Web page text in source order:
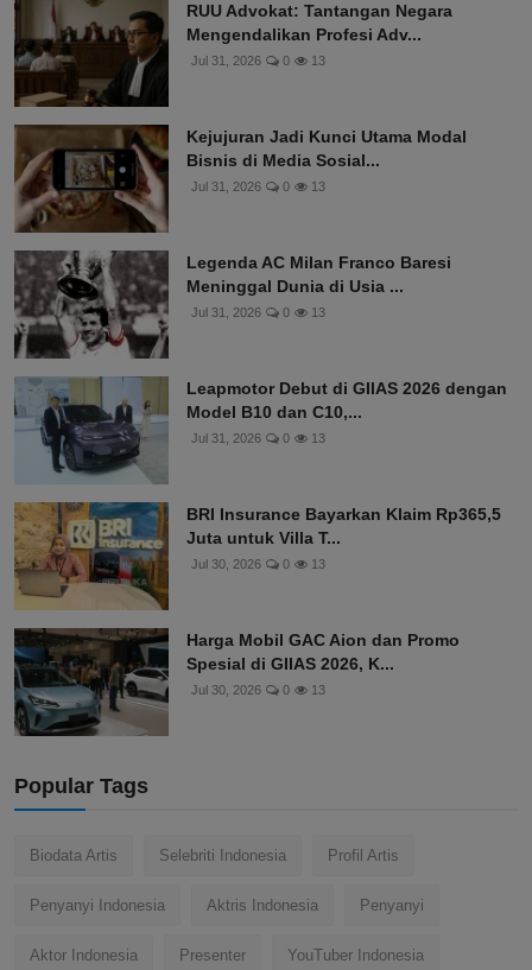
RUU Advokat: Tantangan Negara
Mengendalikan Profesi Adv...
Jul 31, 2026 0 13
Kejujuran Jadi Kunci Utama Modal
Bisnis di Media Sosial...
Jul 31, 2026 0 13
Legenda AC Milan Franco Baresi
Meninggal Dunia di Usia ...
Jul 31, 2026 0 13
Leapmotor Debut di GIIAS 2026 dengan
Model B10 dan C10,...
Jul 31, 2026 0 13
BRI Insurance Bayarkan Klaim Rp365,5
Juta untuk Villa T...
Jul 30, 2026 0 13
Harga Mobil GAC Aion dan Promo
Spesial di GIIAS 2026, K...
Jul 30, 2026 0 13
Popular Tags
Biodata Artis Selebriti Indonesia Profil Artis
Penyanyi Indonesia Aktris Indonesia Penyanyi
Aktor Indonesia Presenter YouTuber Indonesia